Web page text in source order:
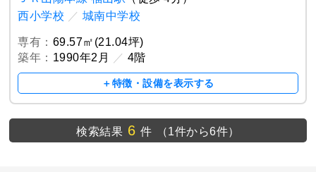
西小学校 ／ 城南中学校
専有： 69.57㎡(21.04坪)
築年： 1990年2月 ／ 4階
＋特徴・設備を表示する
検索結果 6 件 （1件から6件）